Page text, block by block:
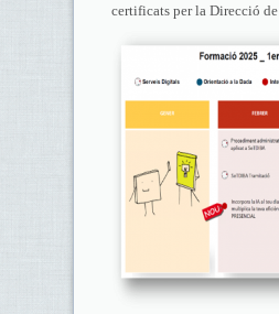
certificats per la Direcció